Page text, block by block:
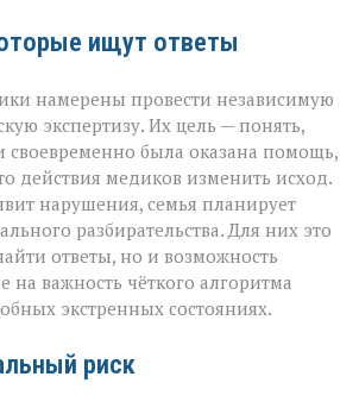
ищут ответы
намерены провести независимую
экспертизу. Их цель — понять,
своевременно была оказана помощь,
действия медиков изменить исход.
нарушения, семья планирует
разбирательства. Для них это
ответы, но и возможность
на важность чёткого алгоритма
экстренных состояниях.
риск